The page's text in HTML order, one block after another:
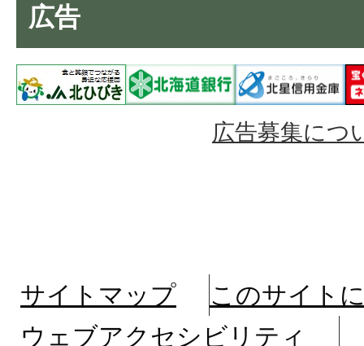
広告
広告募集につ
サイトマップ
このサイト
ウェブアクセシビリティ